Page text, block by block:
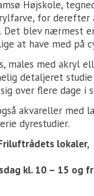
Højskole,
for derefter
blev nærmest
at have med på
males med akryl
detaljeret
over flere dage i
akvareller med
dyrestudier.
lokaler,
kl. 10 – 15 og